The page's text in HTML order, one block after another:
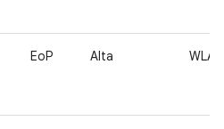
EoP Alta WLAN